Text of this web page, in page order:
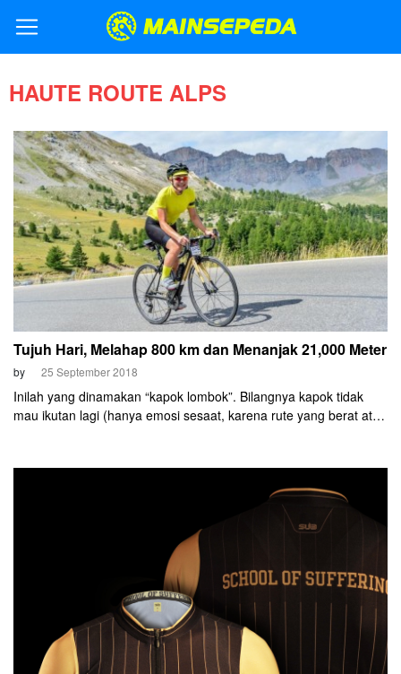
HAUTE ROUTE ALPS
Tujuh Hari, Melahap 800 km dan Menanjak 21,000 Meter
by 25 September 2018
Inilah yang dinamakan “kapok lombok”. Bilangnya kapok tidak
mau ikutan lagi (hanya emosi sesaat, karena rute yang berat atau
asal Indonesia yang tinggal di Canada mengikuti even Haute